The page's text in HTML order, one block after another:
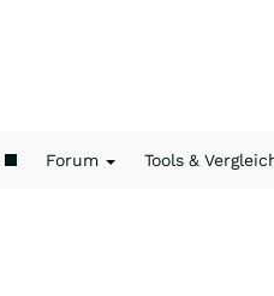
Forum Tools &